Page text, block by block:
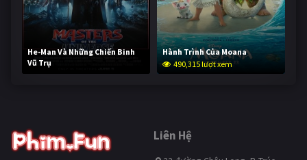
He-Man Và Những Chiến Binh
Vũ Trụ
238,959 lượt xem
Hành Trình Của Moana
490,315 lượt xem
Liên Hệ